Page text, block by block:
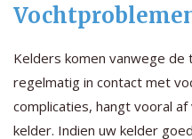
Kelders komen vanwege de
regelmatig in contact met
complicaties, hangt vooral
kelder. Indien uw kelder